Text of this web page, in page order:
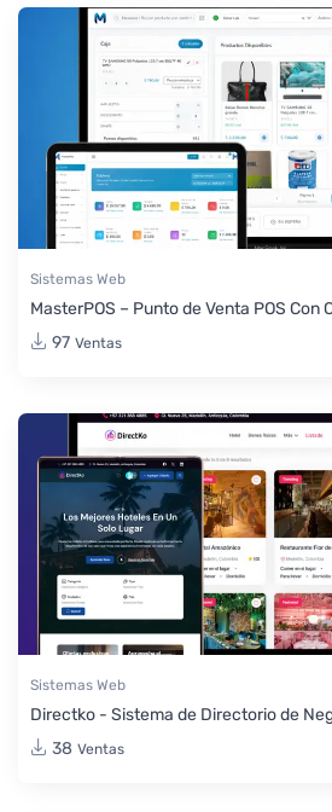
Sistemas Web
MasterPOS – Punto de Venta POS Con
97 Ventas
Sistemas Web
Directko - Sistema de Directorio de
38 Ventas